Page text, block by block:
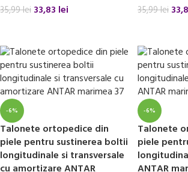
35,99lei 33,83 lei 35,99lei
-6%
Talonete ortopedice din
piele pentru sustinerea boltii
longitudinale si transversale
-6%
Talonete
piele